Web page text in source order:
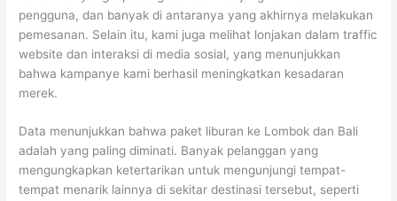
pengguna, dan banyak di antaranya yang akhirnya melakukan
pemesanan. Selain itu, kami juga melihat lonjakan dalam traffic
website dan interaksi di media sosial, yang menunjukkan
bahwa kampanye kami berhasil meningkatkan kesadaran
merek.
Data menunjukkan bahwa paket liburan ke Lombok dan Bali
adalah yang paling diminati. Banyak pelanggan yang
mengungkapkan ketertarikan untuk mengunjungi tempat-
tempat menarik lainnya di sekitar destinasi tersebut, seperti